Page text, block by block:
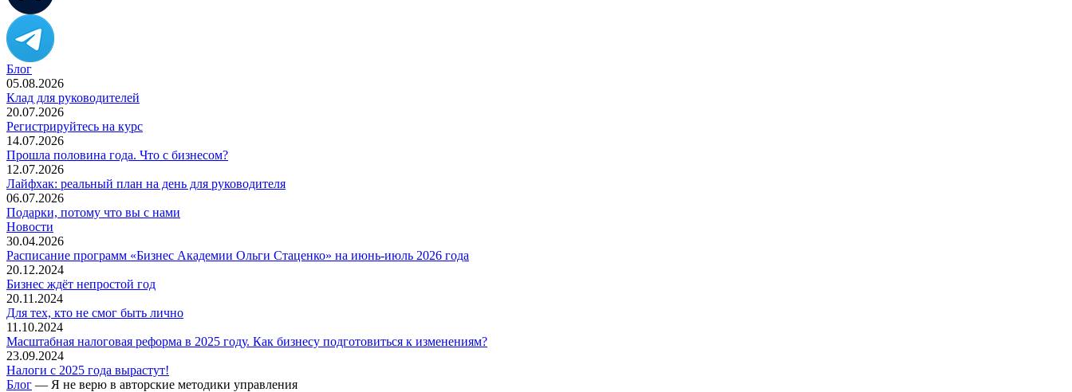
Блог
05.08.2026
Клад для руководителей
20.07.2026
Регистрируйтесь на курс
14.07.2026
Прошла половина года. Что с бизнесом?
12.07.2026
Лайфхак: реальный план на день для руководителя
06.07.2026
Подарки, потому что вы с нами
Новости
30.04.2026
Расписание программ «Бизнес Академии Ольги Стаценко» на июнь-июль 2026 года
20.12.2024
Бизнес ждёт непростой год
20.11.2024
Для тех, кто не смог быть лично
11.10.2024
Масштабная налоговая реформа в 2025 году. Как бизнесу подготовиться к изменениям?
23.09.2024
Налоги с 2025 года вырастут!
Блог — Я не верю в авторские методики управления